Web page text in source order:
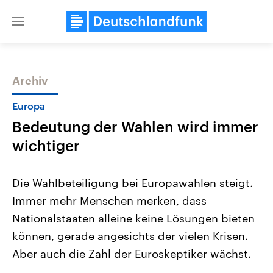
Close
Themen
Landtagswahl Sachsen-Anhalt
2026
Alle Informationen
Sachsen-Anhalt wählt am 6.
September 2026 einen neuen
Landtag. Seit 2021 wird das
USA
Aktuelle Beiträge,
Hintergründe
Wirtschaftlich und
gehören die Vereinigten
den mächtigsten Ländern
Archiv
Europa
Bedeutung der Wahlen wird immer
wichtiger
Die Wahlbeteiligung bei Europawahlen steigt.
Immer mehr Menschen merken, dass
Nationalstaaten alleine keine Lösungen bieten
können, gerade angesichts der vielen Krisen.
Aber auch die Zahl der Euroskeptiker wächst.